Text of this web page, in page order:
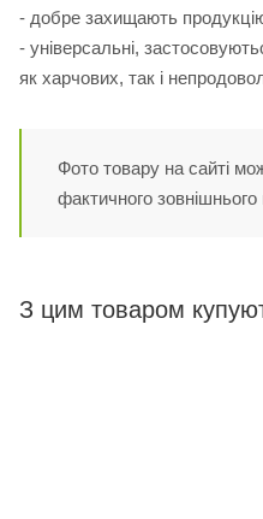
- добре захищають
- універсальні,
як харчових, так і
Фото товару на сайті
фактичного зовнішнього
З цим товаром